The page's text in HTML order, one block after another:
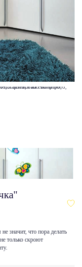
значит, что пора делать
только скроют